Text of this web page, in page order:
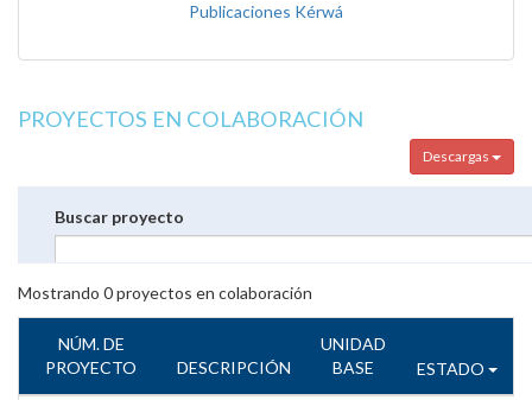
Publicaciones Kérwá
PROYECTOS EN COLABORACIÓN
Descargas
Buscar proyecto
Mostrando 0proyectos en colaboración
NÚM. DE
PROYECTO
DESCRIPCIÓN
UNIDAD
BASE
ESTADO